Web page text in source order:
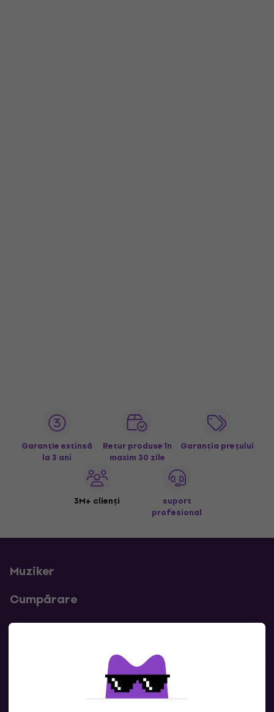
Garanție extinsă
la 3 ani
Retur produse în
maxim 30 zile
Garanția prețului
3M+ clienți
suport
profesional
Muziker
Cumpărare
Linkuri utile
Contacte